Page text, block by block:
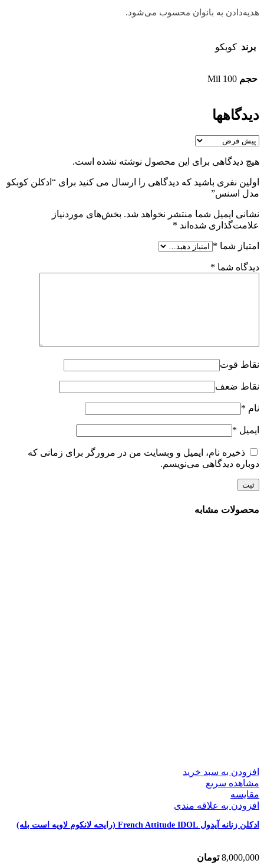
هدیه‌دادن به بانوان محسوب می‌شود.
برند کوبکو
حجم 100 Mil
دیدگاهها
هیچ دیدگاهی برای این محصول نوشته نشده است.
اولین نفری باشید که دیدگاهی را ارسال می کنید برای “ادکلن کوبکو
مدل اسنس”
نشانی ایمیل شما منتشر نخواهد شد. بخش‌های موردنیاز
علامت‌گذاری شده‌اند *
امتیاز شما *
دیدگاه شما *
نقاط قوت
نقاط ضعف
نام *
ایمیل *
ذخیره نام، ایمیل و وبسایت من در مرورگر برای زمانی که
دوباره دیدگاهی می‌نویسم.
محصولات مشابه
افزودن به سبد خرید
مشاهده سریع
مقایسه
افزودن به علاقه مندی
ادکلن زنانه آیدول French Attitude IDOL (رایحه لانکوم لاویه است بله)
8,000,000 تومان